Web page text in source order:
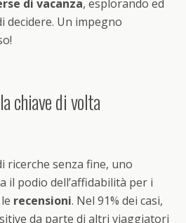
di vacanza, esplorando ed
decidere. Un impegno
chiave di volta
ricerche senza fine, uno
il podio dell’affidabilità per i
recensioni. Nel 91% dei casi,
da parte di altri viaggiatori